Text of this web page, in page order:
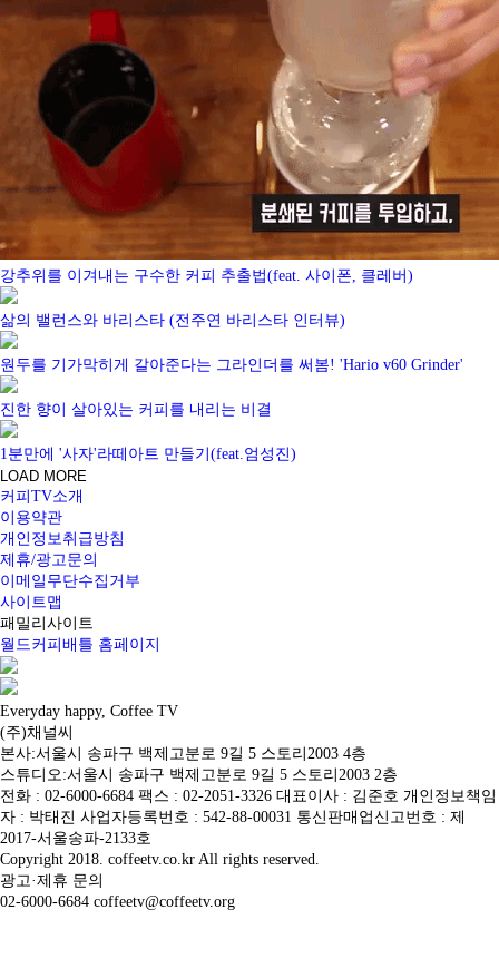
강추위를 이겨내는 구수한 커피 추출법(feat. 사이폰, 클레버)
삶의 밸런스와 바리스타 (전주연 바리스타 인터뷰)
원두를 기가막히게 갈아준다는 그라인더를 써봄! 'Hario v60 Grinder'
진한 향이 살아있는 커피를 내리는 비결
1분만에 '사자'라떼아트 만들기(feat.엄성진)
LOAD MORE
커피TV소개
이용약관
개인정보취급방침
제휴/광고문의
이메일무단수집거부
사이트맵
패밀리사이트
월드커피배틀 홈페이지
Everyday happy, Coffee TV
(주)채널씨
본사:서울시 송파구 백제고분로 9길 5 스토리2003 4층
스튜디오:서울시 송파구 백제고분로 9길 5 스토리2003 2층
전화 : 02-6000-6684 팩스 : 02-2051-3326 대표이사 : 김준호 개인정보책임
자 : 박태진 사업자등록번호 : 542-88-00031 통신판매업신고번호 : 제
2017-서울송파-2133호
Copyright 2018. coffeetv.co.kr All rights reserved.
광고·제휴 문의
02-6000-6684 coffeetv@coffeetv.org